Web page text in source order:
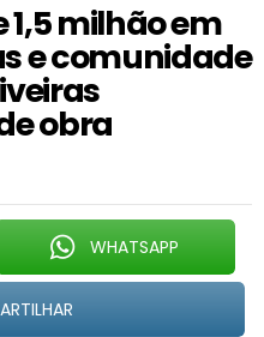
milhão em
e comunidade
obra
WHATSAPP